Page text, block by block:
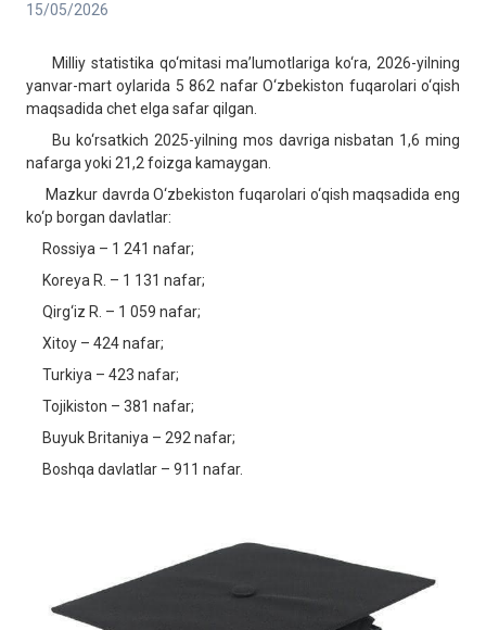
15/05/2026
Milliy statistika qo‘mitasi ma’lumotlariga ko‘ra, 2026-yilning
yanvar-mart oylarida 5 862 nafar O‘zbekiston fuqarolari o‘qish
maqsadida chet elga safar qilgan.
Bu ko‘rsatkich 2025-yilning mos davriga nisbatan 1,6 ming
nafarga yoki 21,2 foizga kamaygan.
Mazkur davrda O‘zbekiston fuqarolari o‘qish maqsadida eng
ko‘p borgan davlatlar:
Rossiya – 1 241 nafar;
Koreya R. – 1 131 nafar;
Qirg‘iz R. – 1 059 nafar;
Xitoy – 424 nafar;
Turkiya – 423 nafar;
Tojikiston – 381 nafar;
Buyuk Britaniya – 292 nafar;
Boshqa davlatlar – 911 nafar.